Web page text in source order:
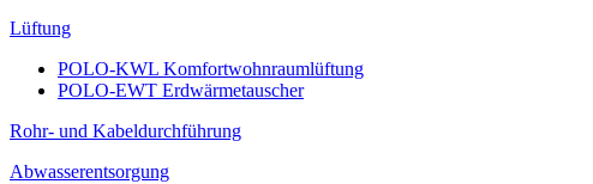
Lüftung
POLO-KWL Komfortwohnraumlüftung
POLO-EWT Erdwärmetauscher
Rohr- und Kabeldurchführung
Abwasserentsorgung